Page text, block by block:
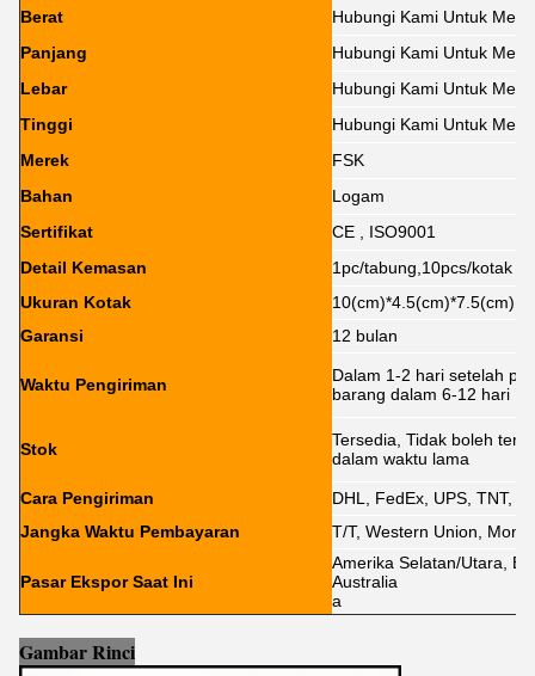
Berat
Hubungi Kami Untuk
Panjang
Hubungi Kami Untuk
Lebar
Hubungi Kami Untuk
Tinggi
Hubungi Kami Untuk
Merek
FSK
Bahan
Logam
Sertifikat
CE , ISO9001
Detail Kemasan
1pc/tabung,10pcs/kotak
Ukuran Kotak
10(cm)*4.5(cm)*7.5(cm)
Garansi
12 bulan
Waktu Pengiriman
Dalam 1-2 hari setelah
barang dalam 6-12 hari
Stok
Tersedia, Tidak boleh
dalam waktu lama
Cara Pengiriman
DHL, FedEx, UPS, TNT,
Jangka Waktu Pembayaran
T/T, Western Union,
Pasar Ekspor Saat Ini
Amerika Selatan/Utara,
Australia
a
Gambar Rinci